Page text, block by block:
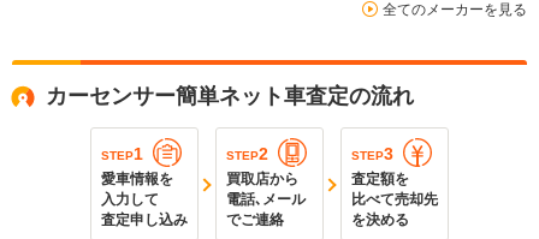
全てのメーカーを見る
カーセンサー簡単ネット車査定の流れ
STEP1
愛車情報を
入力して
査定申し込み
STEP2
買取店から
電話､メール
でご連絡
STEP3
査定額を
比べて売却先
を決める